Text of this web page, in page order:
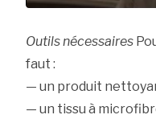
Outils nécessaires
faut :
— un produit
— un tissu à